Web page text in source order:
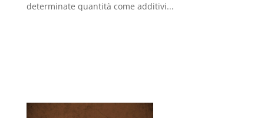
determinate quantità come additivi...